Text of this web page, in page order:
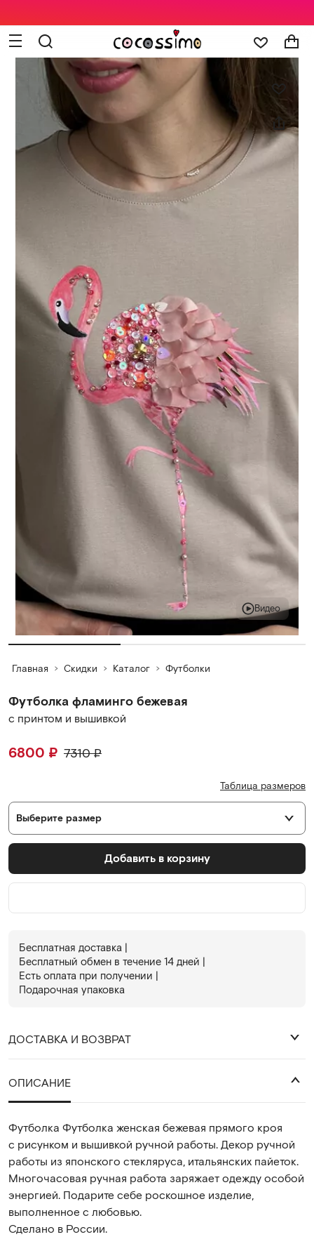
Видео
Главная Скидки Каталог Футболки
Футболка фламинго бежевая
с принтом и вышивкой
6800 ₽ 7310₽
Таблица размеров
Выберите размер
Добавить в корзину
Бесплатная доставка |
Бесплатный обмен в течениe 14 дней |
Есть оплата при получении |
Подарочная упаковка
ДОСТАВКА И ВОЗВРАТ
ОПИСАНИЕ
Футболка Футболка женская бежевая прямого кроя
с рисунком и вышивкой ручной работы. Декор ручной
работы из японского стекляруса, итальянских пайеток.
Многочасовая ручная работа заряжает одежду особой
энергией. Подарите себе роскошное изделие,
выполненное с любовью.
Сделано в России.